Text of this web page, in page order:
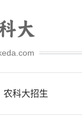
农科大招生